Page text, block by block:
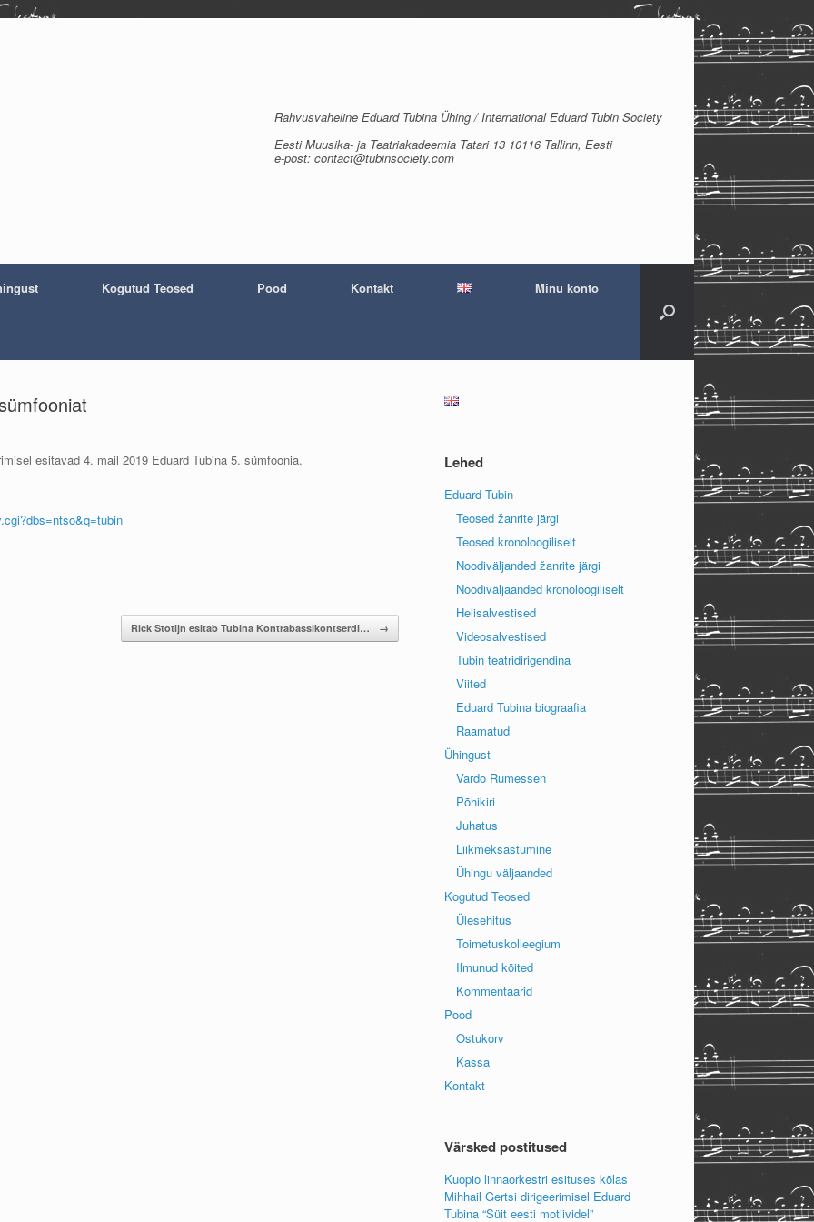
Rahvusvaheline Eduard Tubina Ühing / International Eduard Tubin Society
Eesti Muusika- ja Teatriakadeemia Tatari 13 10116 Tallinn, Eesti
e-post: contact@tubinsociety.com
Kogutud Teosed Pood Kontakt Minu konto
esitavad 4. mail 2019 Eduard Tubina 5. sümfoonia.
Rick Stotijn esitab Tubina Kontrabassikontserdi… →
Lehed
Eduard Tubin
Teosed žanrite järgi
Teosed kronoloogiliselt
Noodiväljanded žanrite järgi
Noodiväljaanded kronoloogiliselt
Helisalvestised
Videosalvestised
Tubin teatridirigendina
Viited
Eduard Tubina biograafia
Raamatud
Ühingust
Vardo Rumessen
Põhikiri
Juhatus
Liikmeksastumine
Ühingu väljaanded
Kogutud Teosed
Ülesehitus
Toimetuskolleegium
Ilmunud köited
Kommentaarid
Pood
Ostukorv
Kassa
Kontakt
Värsked postitused
Kuopio linnaorkestri esituses kõlas
Mihhail Gertsi dirigeerimisel Eduard
Tubina “Süit eesti motiividel”